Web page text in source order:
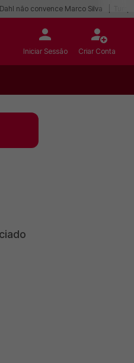
não convence Marco Silva
Iniciar Sessão Criar Conta